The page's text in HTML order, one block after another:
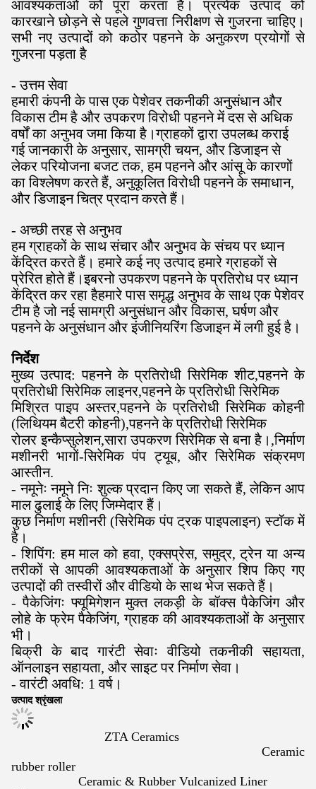
आवश्यकताओं को पूरा करता है। प्रत्येक उत्पाद को
कारखाने छोड़ने से पहले गुणवत्ता निरीक्षण से गुजरना चाहिए।
सभी नए उत्पादों को कठोर पहनने के अनुकरण प्रयोगों से
गुजरना पड़ता है
- उत्तम सेवा
हमारी कंपनी के पास एक पेशेवर तकनीकी अनुसंधान और
विकास टीम है और उपकरण विरोधी पहनने में दस से अधिक
वर्षों का अनुभव जमा किया है।ग्राहकों द्वारा उपलब्ध कराई
गई जानकारी के अनुसार, सामग्री चयन, और डिजाइन से
लेकर परियोजना बजट तक, हम पहनने और आंसू के कारणों
का विश्लेषण करते हैं, अनुकूलित विरोधी पहनने के समाधान,
और डिजाइन चित्र प्रदान करते हैं।
- अच्छी तरह से अनुभव
हम ग्राहकों के साथ संचार और अनुभव के संचय पर ध्यान
केंद्रित करते हैं। हमारे कई नए उत्पाद हमारे ग्राहकों से
प्रेरित होते हैं।इबरनो उपकरण पहनने के प्रतिरोध पर ध्यान
केंद्रित कर रहा हैहमारे पास समृद्ध अनुभव के साथ एक पेशेवर
टीम है जो नई सामग्री अनुसंधान और विकास, घर्षण और
पहनने के अनुसंधान और इंजीनियरिंग डिजाइन में लगी हुई है।
निर्देश
मुख्य उत्पाद: पहनने के प्रतिरोधी सिरेमिक शीट,पहनने के
प्रतिरोधी सिरेमिक लाइनर,पहनने के प्रतिरोधी सिरेमिक
मिश्रित पाइप अस्तर,पहनने के प्रतिरोधी सिरेमिक कोहनी
(लिथियम बैटरी कोहनी),पहनने के प्रतिरोधी सिरेमिक
रोलर इन्कैप्सुलेशन,सारा उपकरण सिरेमिक से बना है। ,निर्माण
मशीनरी भागों-सिरेमिक पंप ट्यूब, और सिरेमिक संक्रमण
आस्तीन.
- नमूनेः नमूने निः शुल्क प्रदान किए जा सकते हैं, लेकिन आप
माल ढुलाई के लिए जिम्मेदार हैं।
कुछ निर्माण मशीनरी (सिरेमिक पंप ट्रक पाइपलाइन) स्टॉक में
है।
- शिपिंग: हम माल को हवा, एक्सप्रेस, समुद्र, ट्रेन या अन्य
तरीकों से आपकी आवश्यकताओं के अनुसार शिप किए गए
उत्पादों की तस्वीरों और वीडियो के साथ भेज सकते हैं।
- पैकेजिंगः फ्यूमिगेशन मुक्त लकड़ी के बॉक्स पैकेजिंग और
लोहे के फ्रेम पैकेजिंग, ग्राहक की आवश्यकताओं के अनुसार
भी।
बिक्री के बाद गारंटी सेवाः वीडियो तकनीकी सहायता,
ऑनलाइन सहायता, और साइट पर निर्माण सेवा।
- वारंटी अवधि: 1 वर्ष।
उत्पाद श्रृंखला
ZTA Ceramics
Ceramic
rubber roller
Ceramic & Rubber Vulcanized Liner